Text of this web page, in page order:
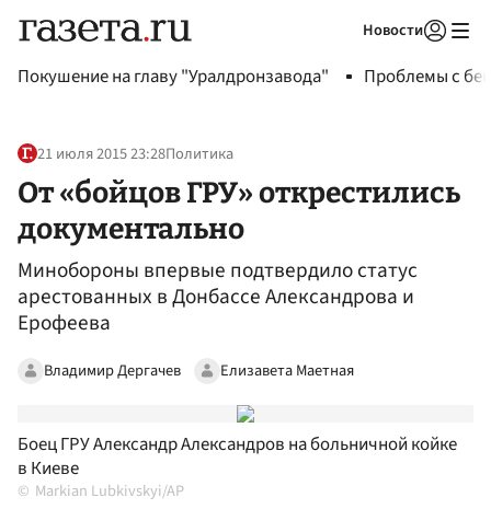
Новости
Покушение на главу "Уралдронзавода" Проблемы с
21 июля 2015 23:28Политика
От «бойцов ГРУ» открестились
документально
Минобороны впервые подтвердило статус
арестованных в Донбассе Александрова и
Ерофеева
Владимир Дергачев Елизавета Маетная
Боец ГРУ Александр Александров на больничной койке
в Киеве
Markian Lubkivskyi/AP